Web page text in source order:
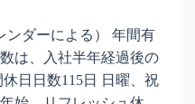
ンダーによる） 年間有
は、入社半年経過後の
日日数115日 日曜、祝